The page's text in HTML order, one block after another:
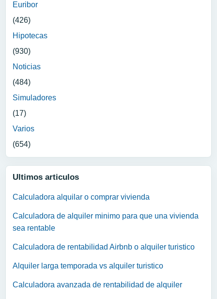
Euribor
(426)
Hipotecas
(930)
Noticias
(484)
Simuladores
(17)
Varios
(654)
Ultimos articulos
Calculadora alquilar o comprar vivienda
Calculadora de alquiler minimo para que una vivienda
sea rentable
Calculadora de rentabilidad Airbnb o alquiler turistico
Alquiler larga temporada vs alquiler turistico
Calculadora avanzada de rentabilidad de alquiler